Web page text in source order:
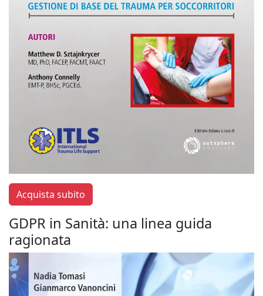
Acquista subito
GDPR in Sanità: una linea guida
ragionata